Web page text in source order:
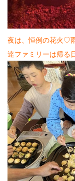
夜は、恒例の花火♡
達ファミリーは帰る